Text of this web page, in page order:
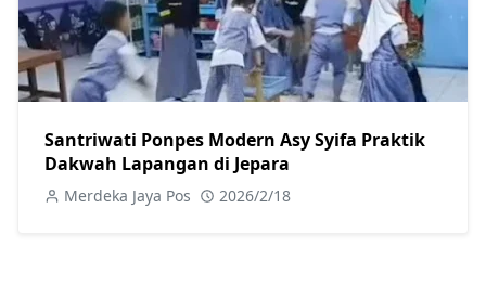
Santriwati Ponpes Modern Asy Syifa Praktik
Dakwah Lapangan di Jepara
Merdeka Jaya Pos 2026/2/18